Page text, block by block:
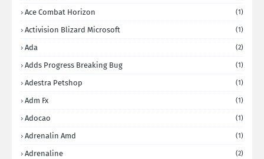
Ace Combat Horizon (1)
Activision Blizard Microsoft (1)
Ada (2)
Adds Progress Breaking Bug (1)
Adestra Petshop (1)
Adm Fx (1)
Adocao (1)
Adrenalin Amd (1)
Adrenaline (2)